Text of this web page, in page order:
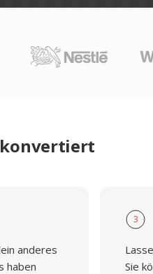
konvertiert
anderes
haben
3
Sie